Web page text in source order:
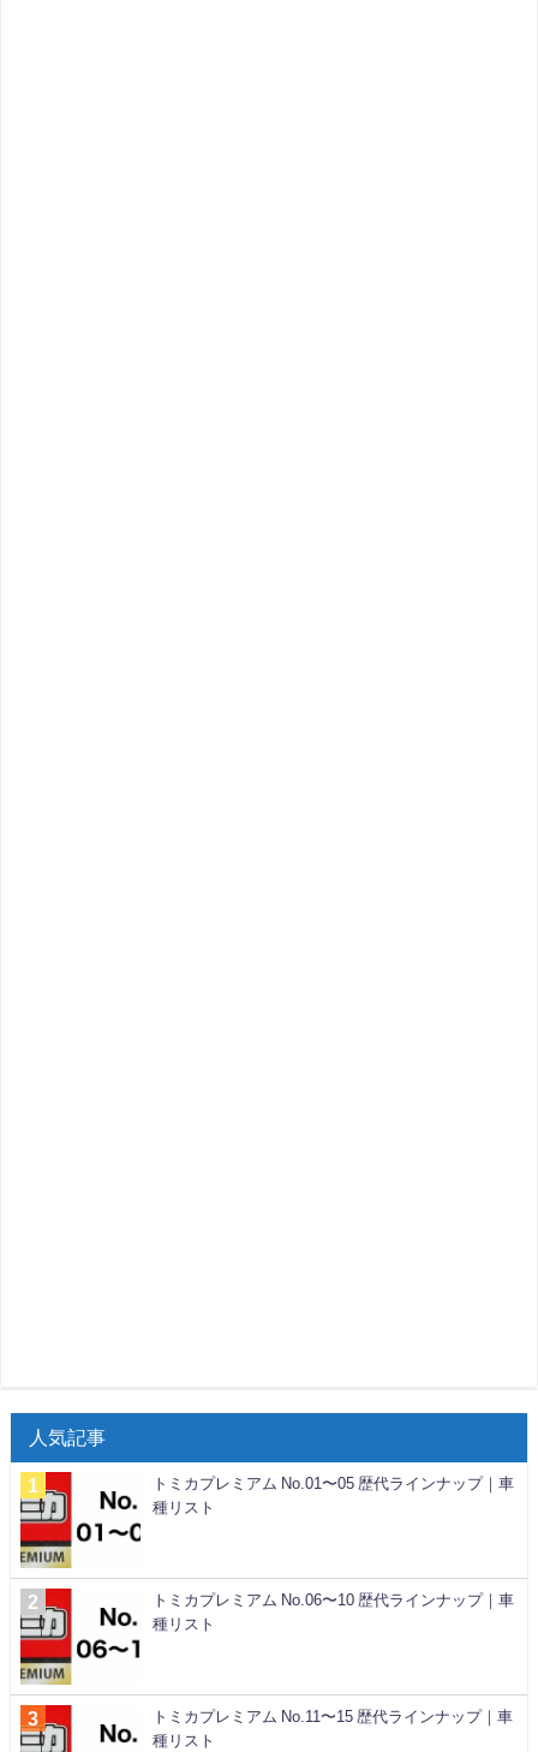
人気記事
トミカプレミアム No.01〜05 歴代ラインナップ｜車
種リスト
トミカプレミアム No.06〜10 歴代ラインナップ｜車
種リスト
トミカプレミアム No.11〜15 歴代ラインナップ｜車
種リスト